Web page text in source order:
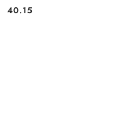
Cena:
40.15